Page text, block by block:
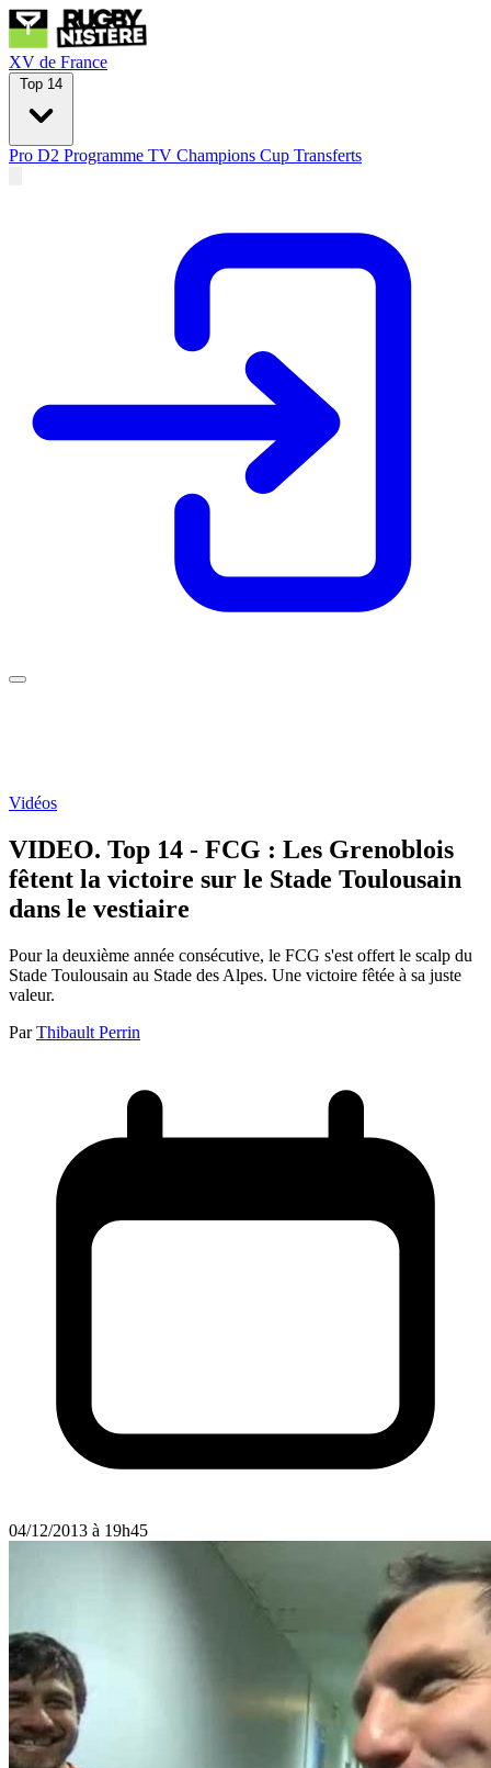
XV de France
Top 14
Pro D2 Programme TV Champions Cup Transferts
Vidéos
VIDEO. Top 14 - FCG : Les Grenoblois
fêtent la victoire sur le Stade Toulousain
dans le vestiaire
Pour la deuxième année consécutive, le FCG s'est offert le scalp du
Stade Toulousain au Stade des Alpes. Une victoire fêtée à sa juste
valeur.
Par Thibault Perrin
04/12/2013 à 19h45